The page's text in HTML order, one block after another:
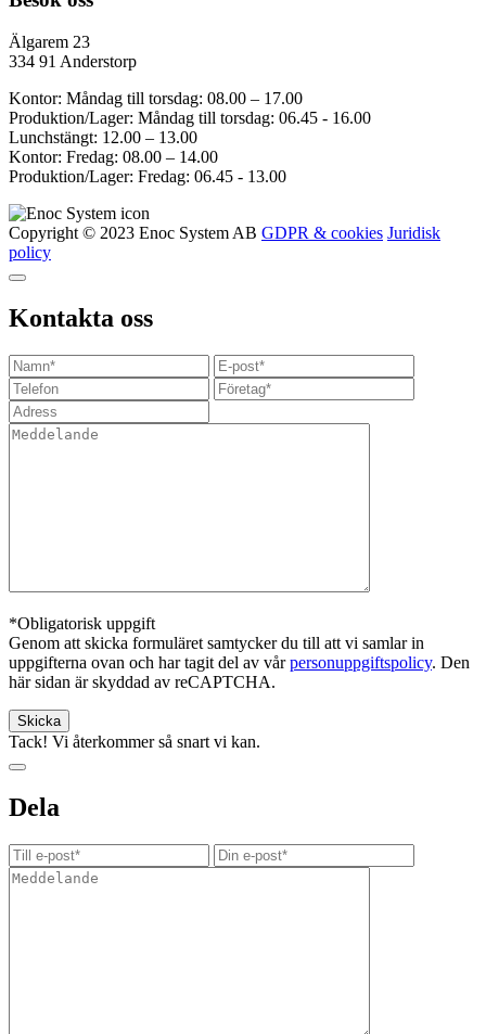
Älgarem 23
334 91 Anderstorp
Kontor: Måndag till torsdag: 08.00 – 17.00
Produktion/Lager: Måndag till torsdag: 06.45 - 16.00
Lunchstängt: 12.00 – 13.00
Kontor: Fredag: 08.00 – 14.00
Produktion/Lager: Fredag: 06.45 - 13.00
Copyright © 2023 Enoc System AB GDPR & cookies Juridisk
policy
Kontakta oss
*Obligatorisk uppgift
Genom att skicka formuläret samtycker du till att vi samlar in
uppgifterna ovan och har tagit del av vårpersonuppgiftspolicy. Den
här sidan är skyddad av reCAPTCHA.
Tack! Vi återkommer så snart vi kan.
Dela